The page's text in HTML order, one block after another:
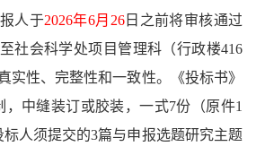
人于2026年6月26日之前将审核通过
社会科学处项目管理科（行政楼416
实性、完整性和一致性。《投标书》
中缝装订或胶装，一式7份（原件1
人须提交的3篇与申报选题研究主题